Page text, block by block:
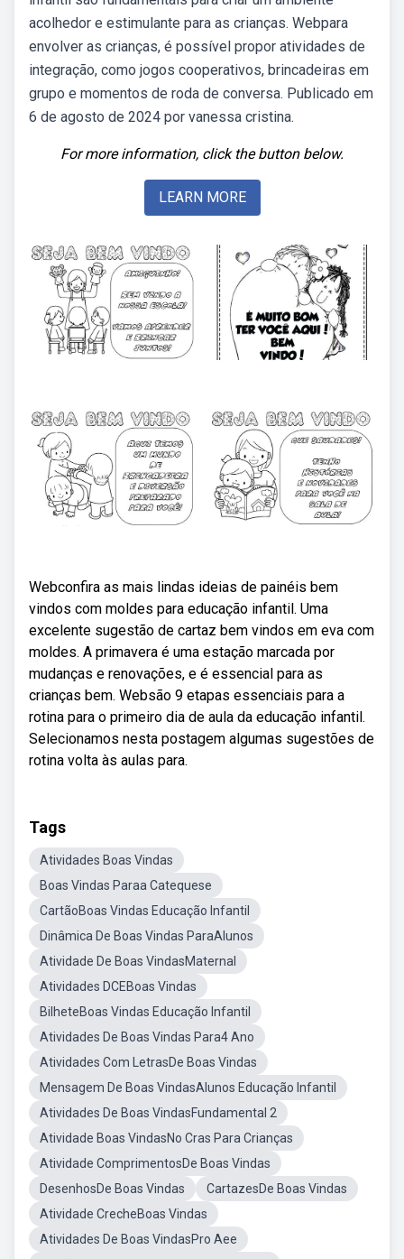
acolhedor e estimulante para as crianças. Webpara
envolver as crianças, é possível propor atividades de
integração, como jogos cooperativos, brincadeiras em
grupo e momentos de roda de conversa. Publicado em
6 de agosto de 2024 por vanessa cristina.
For more information, click the button below.
LEARN MORE
Webconfira as mais lindas ideias de painéis bem
vindos com moldes para educação infantil. Uma
excelente sugestão de cartaz bem vindos em eva com
moldes. A primavera é uma estação marcada por
mudanças e renovações, e é essencial para as
crianças bem. Websão 9 etapas essenciais para a
rotina para o primeiro dia de aula da educação infantil.
Selecionamos nesta postagem algumas sugestões de
rotina volta às aulas para.
Tags
Atividades Boas Vindas
Boas Vindas Paraa Catequese
CartãoBoas Vindas Educação Infantil
Dinâmica De Boas Vindas ParaAlunos
Atividade De Boas VindasMaternal
Atividades DCEBoas Vindas
BilheteBoas Vindas Educação Infantil
Atividades De Boas Vindas Para4 Ano
Atividades Com LetrasDe Boas Vindas
Mensagem De Boas VindasAlunos Educação Infantil
Atividades De Boas VindasFundamental 2
Atividade Boas VindasNo Cras Para Crianças
Atividade ComprimentosDe Boas Vindas
DesenhosDe Boas Vindas
CartazesDe Boas Vindas
Atividade CrecheBoas Vindas
Atividades De Boas VindasPro Aee